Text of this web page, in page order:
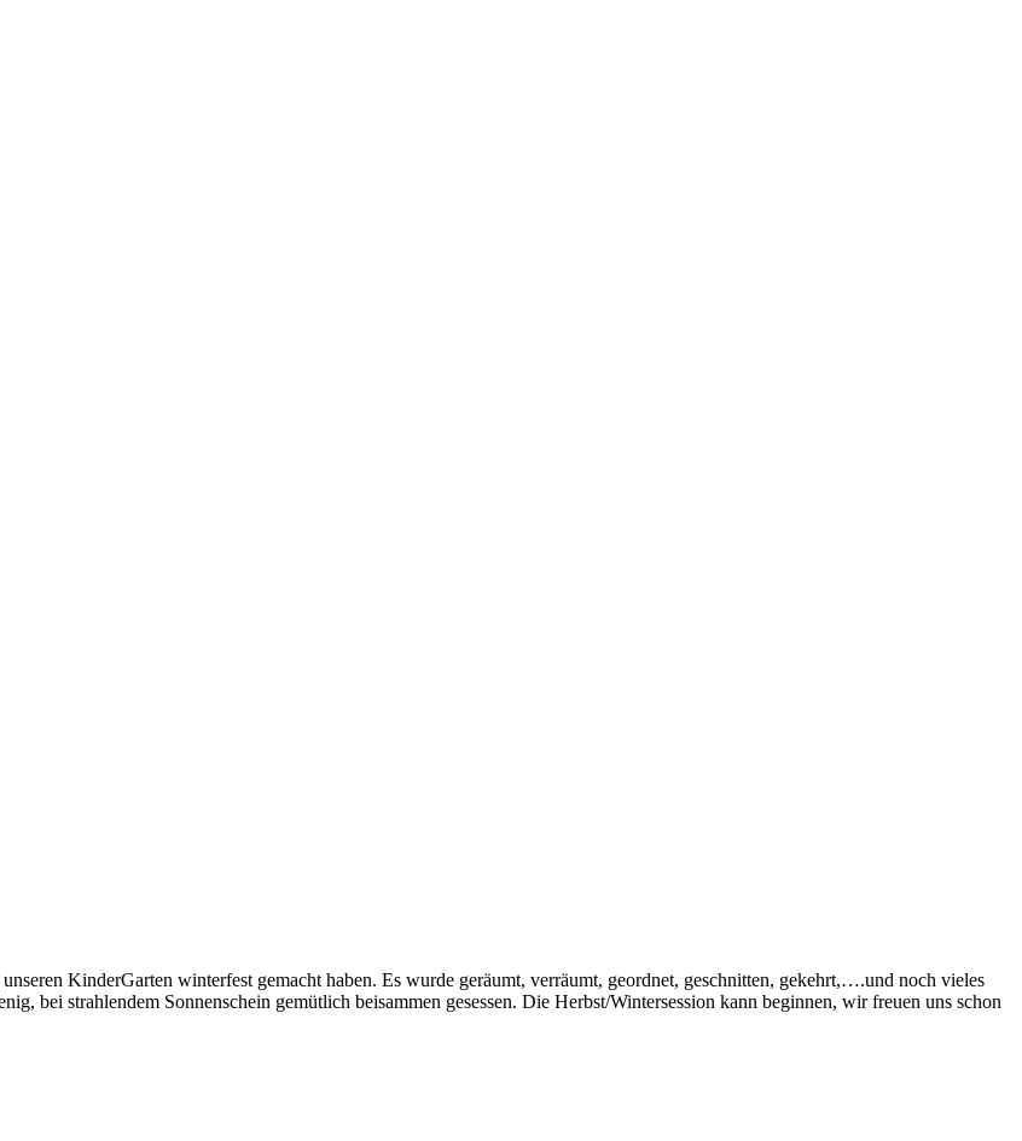
KinderGarten winterfest gemacht haben. Es wurde geräumt, verräumt, geordnet, geschnitten, gekehrt,….und noch vieles
bei strahlendem Sonnenschein gemütlich beisammen gesessen. Die Herbst/Wintersession kann beginnen, wir freuen uns schon